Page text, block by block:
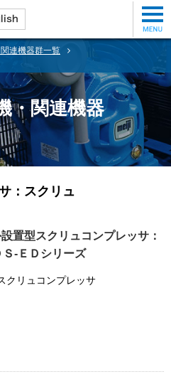
連機器群一覧
・関連機器
：スクリュ
置型スクリュコンプレッサ：
Ｓ-ＥＤシリーズ
クリュコンプレッサ